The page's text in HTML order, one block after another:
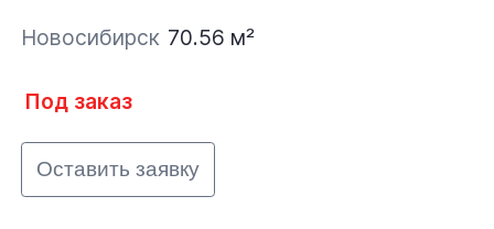
Новосибирск 70.56 м²
Под заказ
Оставить заявку